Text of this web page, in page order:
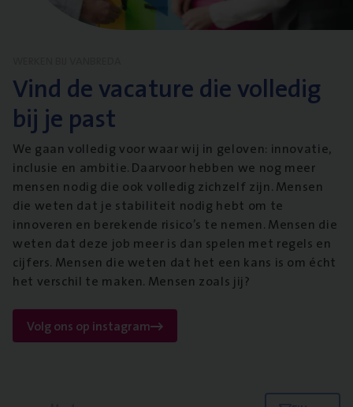
Vind de vacature die volledig
bij je past
We gaan volledig voor waar wij in geloven: innovatie,
inclusie en ambitie. Daarvoor hebben we nog meer
mensen nodig die ook volledig zichzelf zijn. Mensen
die weten dat je stabiliteit nodig hebt om te
innoveren en berekende risico’s te nemen. Mensen die
weten dat deze job meer is dan spelen met regels en
cijfers. Mensen die weten dat het een kans is om écht
het verschil te maken. Mensen zoals jij?
Volg ons op instagram